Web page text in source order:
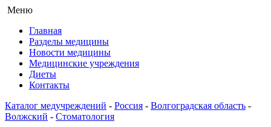
Меню
Главная
Разделы медицины
Новости медицины
Медицинские учреждения
Диеты
Контакты
Каталог медучреждений - Россия - Волгоградская область -
Волжский - Стоматология